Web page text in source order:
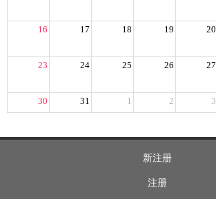
16 17 18 19 20
23 24 25 26 27
30 31 1 2 3
新注册
注册